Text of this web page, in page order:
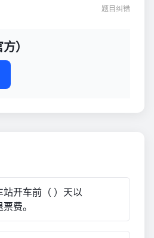
题目纠错
）
站开车前（ ）天以
费。